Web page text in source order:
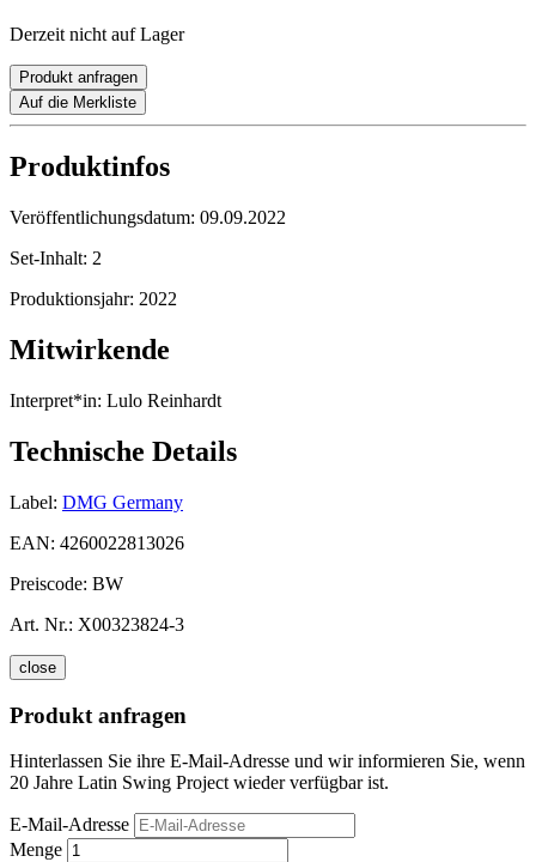
Derzeit nicht auf Lager
Produkt anfragen
Auf die Merkliste
Produktinfos
Veröffentlichungsdatum: 09.09.2022
Set-Inhalt: 2
Produktionsjahr: 2022
Mitwirkende
Interpret*in: Lulo Reinhardt
Technische Details
Label: DMG Germany
EAN: 4260022813026
Preiscode: BW
Art. Nr.: X00323824-3
close
Produkt anfragen
Hinterlassen Sie ihre E-Mail-Adresse und wir informieren Sie, wenn
20 Jahre Latin Swing Project wieder verfügbar ist.
E-Mail-Adresse
Menge